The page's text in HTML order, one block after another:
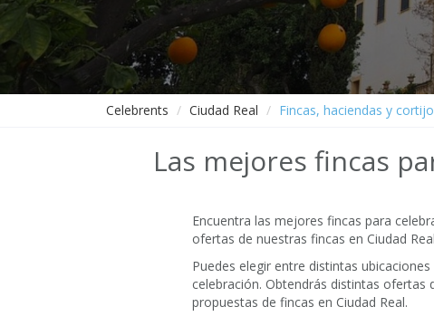
Celebrents Ciudad Real Fincas, haciendas y
Las mejores fincas
Encuentra las mejores fincas para
ofertas de nuestras fincas en Ciudad
Puedes elegir entre distintas
celebración. Obtendrás distintas
propuestas de fincas en Ciudad Real.